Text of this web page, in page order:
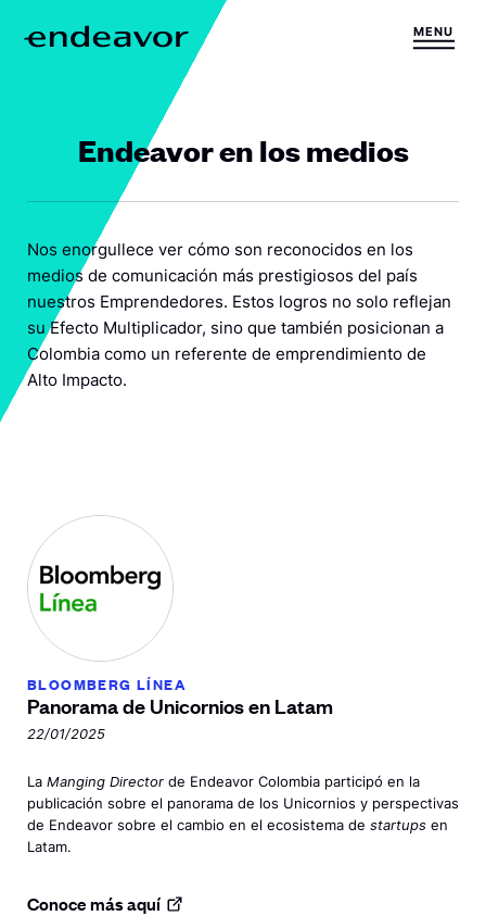
H
MENU
Endeavor en los medios
Nos enorgullece ver cómo son reconocidos en los
medios de comunicación más prestigiosos del país
nuestros Emprendedores. Estos logros no solo reflejan
su Efecto Multiplicador, sino que también posicionan a
Colombia como un referente de emprendimiento de
Alto Impacto.
BLOOMBERG LÍNEA
Panorama de Unicorniosen Latam
22/01/2025
La Manging Director de Endeavor Colombia participó en la
publicación sobre el panorama de los Unicornios y perspectivas
de Endeavor sobre el cambio en el ecosistema de startups en
Latam.
Conoce másaquí